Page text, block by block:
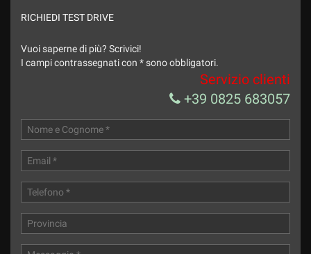
marketing
Invia la tua richiesta
RICHIEDI TEST DRIVE
Vuoi saperne di più? Scrivici!
I campi contrassegnati con * sono obbligatori.
Servizio clienti
+39 0825 683057